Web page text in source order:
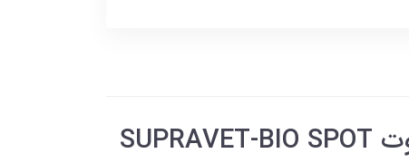
قطره ضد کک و کنه سوپراوت SUPRAVET-BIO SPOT